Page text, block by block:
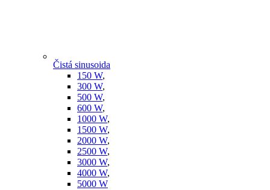
Čistá sinusoida
150 W,
300 W,
500 W,
600 W,
1000 W,
1500 W,
2000 W,
2500 W,
3000 W,
4000 W,
5000 W